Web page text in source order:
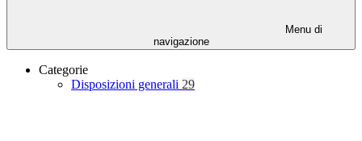
Menu di
navigazione
Categorie
Disposizioni generali 29